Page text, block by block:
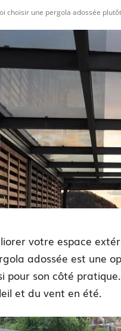
choisir une pergola adossée
votre espace
adossée est une
pour son côté
et du vent en été.